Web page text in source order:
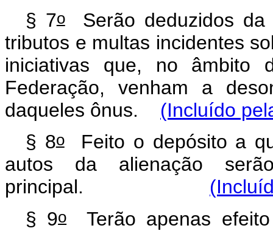
§ 7oSerão deduzidos da
tributos e multas incidentes
iniciativas que, no âmbito
Federação, venham a
daqueles ônus. (Incluído
§ 8oFeito o depósito a
autos da alienação
principal.
§ 9oTerão apenas efeito